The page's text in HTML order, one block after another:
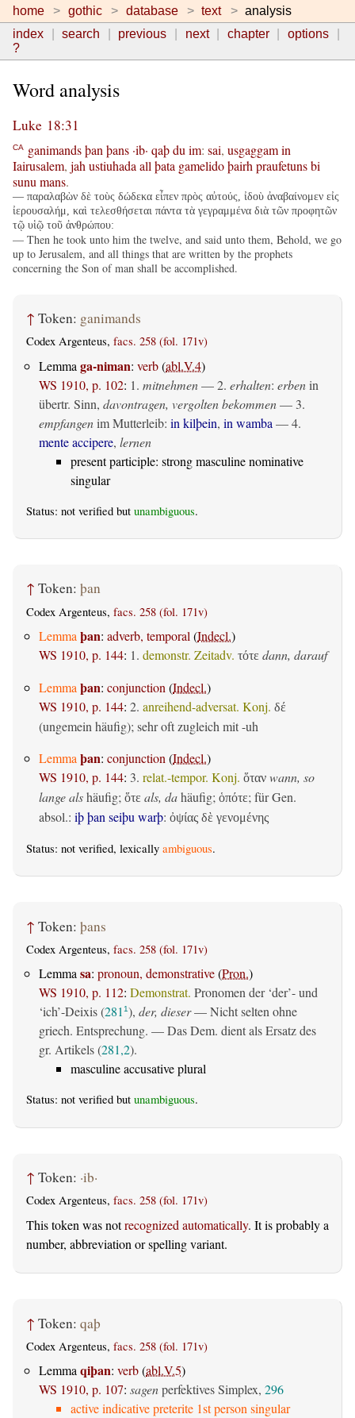
home gothic database text
analysis
index
search previous next chapter
options
?
Word analysis
Luke 18:31
CA ganimandsþan þans ·ib· qaþdu im: sai, usgaggamin
Iairusalem, jah ustiuhada all þata gamelidoþairh praufetunsbi
sunu mans.
— παραλαβὼν δὲ τοὺς δώδεκα εἶπεν πρὸς αὐτούς, ἰδοὺ ἀναβαίνομεν εἰς
ἰερουσαλήμ, καὶ τελεσθήσεται πάντα τὰ γεγραμμένα διὰ τῶν προφητῶν
τῷ υἱῷ τοῦ ἀνθρώπου:
— Then he took unto him the twelve, and said unto them, Behold, we go
up to Jerusalem, and all things that are written by the prophets
concerning the Son of man shall be accomplished.
↑ Token: ganimands
Codex Argenteus, facs. 258 (fol. 171v)
Lemma ga-niman: verb(abl.V.4)
WS 1910, p. 102: 1. mitnehmen— 2. erhalten: erbenin
übertr. Sinn, davontragen, vergolten bekommen— 3.
empfangenim Mutterleib: in kilþein, in wamba — 4.
mente accipere, lernen
present participle: strong masculine nominative
singular
Status: not verified but unambiguous.
↑ Token: þan
Codex Argenteus, facs. 258 (fol. 171v)
Lemma þan: adverb, temporal (Indecl.)
WS 1910, p. 144: 1. demonstr. Zeitadv. τότε dann, darauf
Lemma þan: conjunction (Indecl.)
WS 1910, p. 144: 2. anreihend-adversat. Konj. δέ
(ungemein häufig); sehr oft zugleich mit -uh
Lemma þan: conjunction (Indecl.)
WS 1910, p. 144: 3. relat.-tempor. Konj. ὅταν wann, so
lange alshäufig; ὅτε als, dahäufig; ὁπότε; für Gen.
absol.: iþ þan seiþu warþ: ὀψίας δὲ γενομένης
Status: not verified, lexically ambiguous.
↑ Token: þans
Codex Argenteus, facs. 258 (fol. 171v)
Lemmasa: pronoun, demonstrative(Pron.)
WS 1910, p. 112: Demonstrat. Pronomen der ‘der’- und
‘ich’-Deixis (281 1), der, dieser— Nicht selten ohne
griech. Entsprechung. — Das Dem. dient als Ersatz des
gr. Artikels (281,2).
masculine accusative plural
Status: not verified but unambiguous.
↑ Token: ·ib·
Codex Argenteus, facs. 258 (fol. 171v)
This token was notrecognized automatically. It is probably a
number, abbreviation or spelling variant.
↑ Token: qaþ
Codex Argenteus, facs. 258 (fol. 171v)
Lemmaqiþan: verb(abl.V.5)
WS 1910, p. 107: sagenperfektives Simplex, 296
active indicative preterite 1st person singular